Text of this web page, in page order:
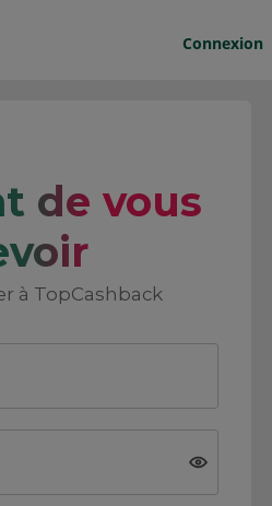
Connexion
de vous
à TopCashback